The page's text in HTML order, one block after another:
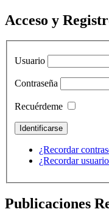
Acceso y
Usuario
Contraseña
Recuérdeme
¿Recordar
¿Recordar
Publicaciones